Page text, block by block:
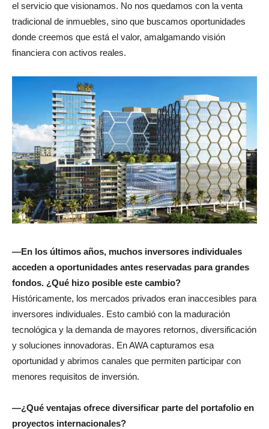
el servicio que visionamos. No nos quedamos con la venta
tradicional de inmuebles, sino que buscamos oportunidades
donde creemos que está el valor, amalgamando visión
financiera con activos reales.
—En los últimos años, muchos inversores individuales
acceden a oportunidades antes reservadas para grandes
fondos. ¿Qué hizo posible este cambio?
Históricamente, los mercados privados eran inaccesibles para
inversores individuales. Esto cambió con la maduración
tecnológica y la demanda de mayores retornos, diversificación
y soluciones innovadoras. En AWA capturamos esa
oportunidad y abrimos canales que permiten participar con
menores requisitos de inversión.
—¿Qué ventajas ofrece diversificar parte del portafolio en
proyectos internacionales?